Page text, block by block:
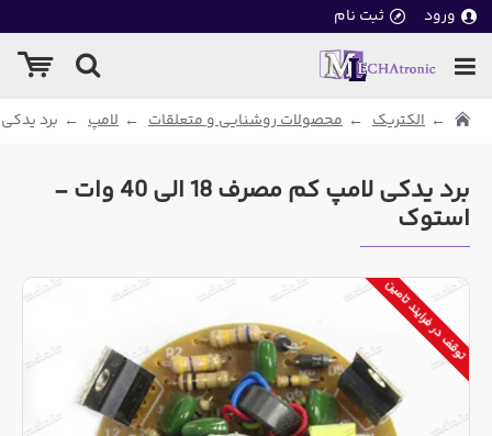
ورود ثبت نام
الکتریک محصولات روشنایی و متعلقات لامپ برد یدکی لامپ
برد یدکی لامپ کم مصرف 18 الی 40 وات -
استوک
توقف در فرایند تامین